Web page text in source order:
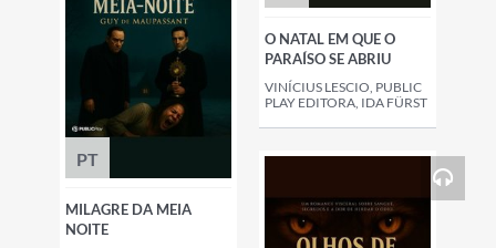
PT
MILAGRE DA MEIA
NOITE
O NATAL EM QUE O
PARAÍSO SE ABRIU
VINÍCIUS LESCIO, PUBLIC
PLAY EDITORA, IDA FÜRST